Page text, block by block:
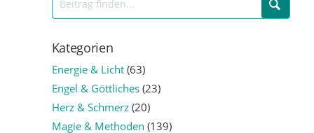
Kategorien
Energie & Licht(63)
Engel & Göttliches(23)
Herz & Schmerz(20)
Magie & Methoden (139)